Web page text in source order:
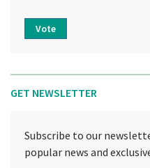
Vote
GET NEWSLETTER
Subscribe to our
popular news and